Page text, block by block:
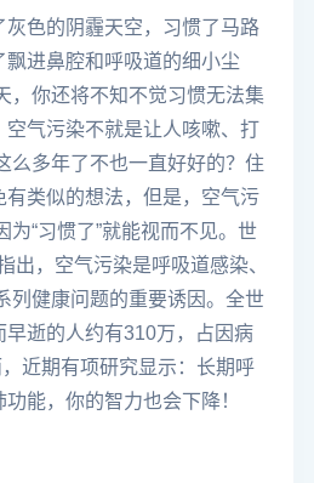
色的阴霾天空，习惯了马路
飘进鼻腔和呼吸道的细小尘
，你还将不知不觉习惯无法集
空气污染不就是让人咳嗽、打
么多年了不也一直好好的？住
类似的想法，但是，空气污
为“习惯了”就能视而不见。世
出，空气污染是呼吸道感染、
列健康问题的重要诱因。全世
早逝的人约有310万，占因病
近期有项研究显示：长期呼
能，你的智力也会下降！